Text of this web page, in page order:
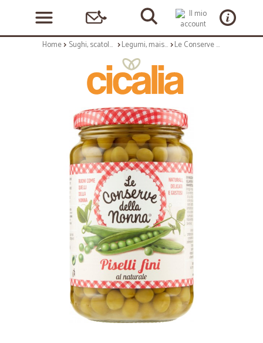
Home Sughi, scatolame e condimenti Legumi, mais e cereali Le Conserve della Nonna Piselli fini al naturale 360 g